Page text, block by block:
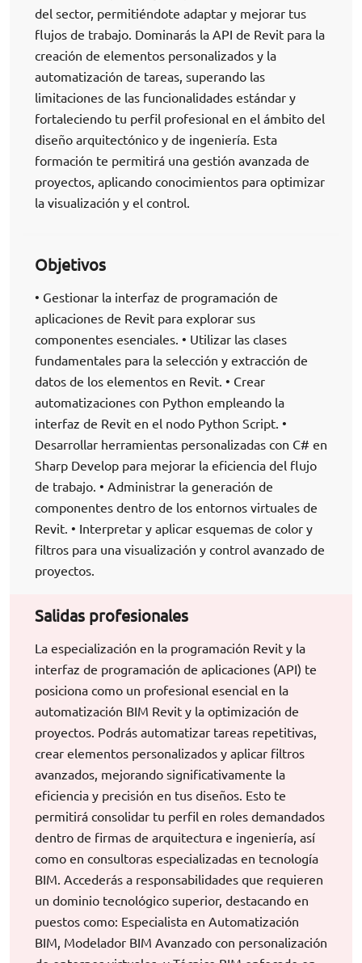
del sector, permitiéndote adaptar y mejorar tus
flujos de trabajo. Dominarás la API de Revit para la
creación de elementos personalizados y la
automatización de tareas, superando las
limitaciones de las funcionalidades estándar y
fortaleciendo tu perfil profesional en el ámbito del
diseño arquitectónico y de ingeniería. Esta
formación te permitirá una gestión avanzada de
proyectos, aplicando conocimientos para optimizar
la visualización y el control.
Objetivos
• Gestionar la interfaz de programación de
aplicaciones de Revit para explorar sus
componentes esenciales. • Utilizar las clases
fundamentales para la selección y extracción de
datos de los elementos en Revit. • Crear
automatizaciones con Python empleando la
interfaz de Revit en el nodo Python Script. •
Desarrollar herramientas personalizadas con C# en
Sharp Develop para mejorar la eficiencia del flujo
de trabajo. • Administrar la generación de
componentes dentro de los entornos virtuales de
Revit. • Interpretar y aplicar esquemas de color y
filtros para una visualización y control avanzado de
proyectos.
Salidas profesionales
La especialización en la programación Revit y la
interfaz de programación de aplicaciones (API) te
posiciona como un profesional esencial en la
automatización BIM Revit y la optimización de
proyectos. Podrás automatizar tareas repetitivas,
crear elementos personalizados y aplicar filtros
avanzados, mejorando significativamente la
eficiencia y precisión en tus diseños. Esto te
permitirá consolidar tu perfil en roles demandados
dentro de firmas de arquitectura e ingeniería, así
como en consultoras especializadas en tecnología
BIM. Accederás a responsabilidades que requieren
un dominio tecnológico superior, destacando en
puestos como: Especialista en Automatización
BIM, Modelador BIM Avanzado con personalización